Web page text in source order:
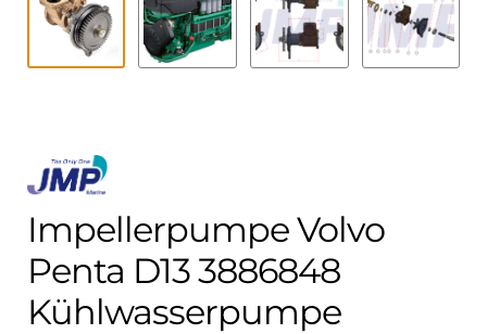
Impellerpumpe Volvo
Penta D13 3886848
Kühlwasserpumpe